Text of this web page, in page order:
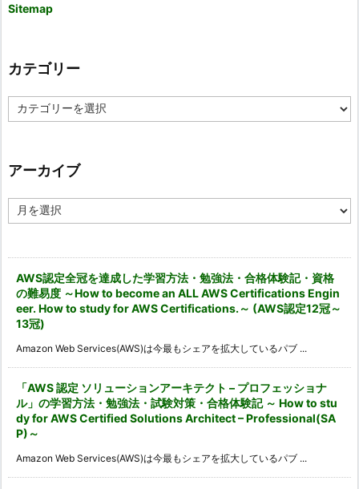
Sitemap
カテゴリー
テ
ー
アーカイブ
ー
AWS認定全冠を達成した学習方法・勉強法・合格体験記・資格
の難易度 ～How to become an ALL AWS Certifications Engin
eer. How to study for AWS Certifications.～ (AWS認定12冠～
13冠)
Amazon Web Services(AWS)は今最もシェアを拡大しているパブ ...
「AWS 認定 ソリューションアーキテクト – プロフェッショナ
ル」の学習方法・勉強法・試験対策・合格体験記 ～ How to stu
dy for AWS Certified Solutions Architect – Professional(SA
P)～
Amazon Web Services(AWS)は今最もシェアを拡大しているパブ ...